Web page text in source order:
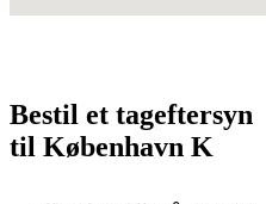
Bestil et tageftersyn
til København K